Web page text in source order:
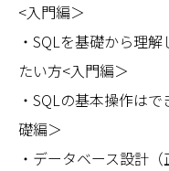
<入門編＞
・SQLを基礎から理
たい方<入門編＞
・SQLの基本操作は
礎編＞
・データベース設計